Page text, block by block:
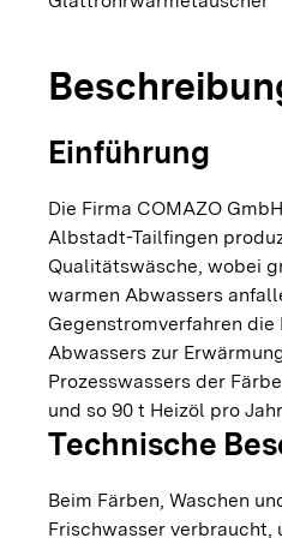
Einführung
Die Firma COMAZO
Albstadt-Tailfingen
Qualitätswäsche, wobei
warmen Abwassers
Gegenstromverfahren die
Abwassers zur
Prozesswassers der
und so 90 t Heizöl pro
Technische
Beim Färben, Waschen
Frischwasser